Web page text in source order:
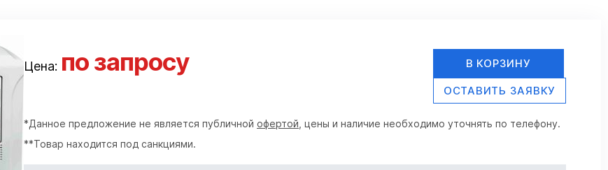
Цена: по запросу В КОРЗИНУ
ОСТАВИТЬ ЗАЯВКУ
*Данное предложение не является публичной офертой , цены и наличие необходимо уточнять по телефону.
**Товар находится под санкциями.